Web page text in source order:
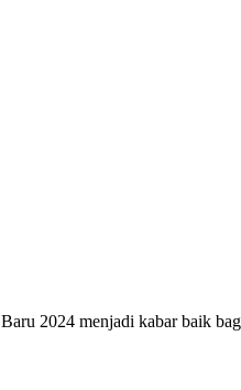
2024 menjadi kabar baik